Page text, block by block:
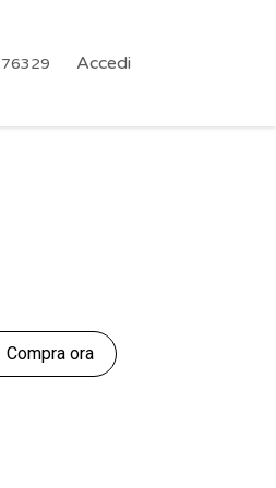
A PREZZO SHOCK!
Accedi
Compra ora